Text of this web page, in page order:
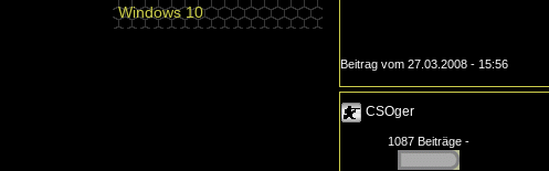
Windows 10
Beitrag vom 27.03.2008 - 15:56
CSOger
1087 Beiträge -